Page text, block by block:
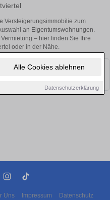
Alle Cookies ablehnen
Datenschutzerklärung
Versteigerungsimmobilie zum
an Eigentumswohnungen.
– hier finden Sie Ihre
oder in der Nähe.
Objekte finden. Schauen Sie
Uns Impressum Datenschutz